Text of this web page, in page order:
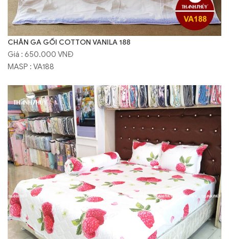
CHĂN GA GỐI COTTON VANILA 188
Giá : 650.000 VNĐ
MASP : VA188